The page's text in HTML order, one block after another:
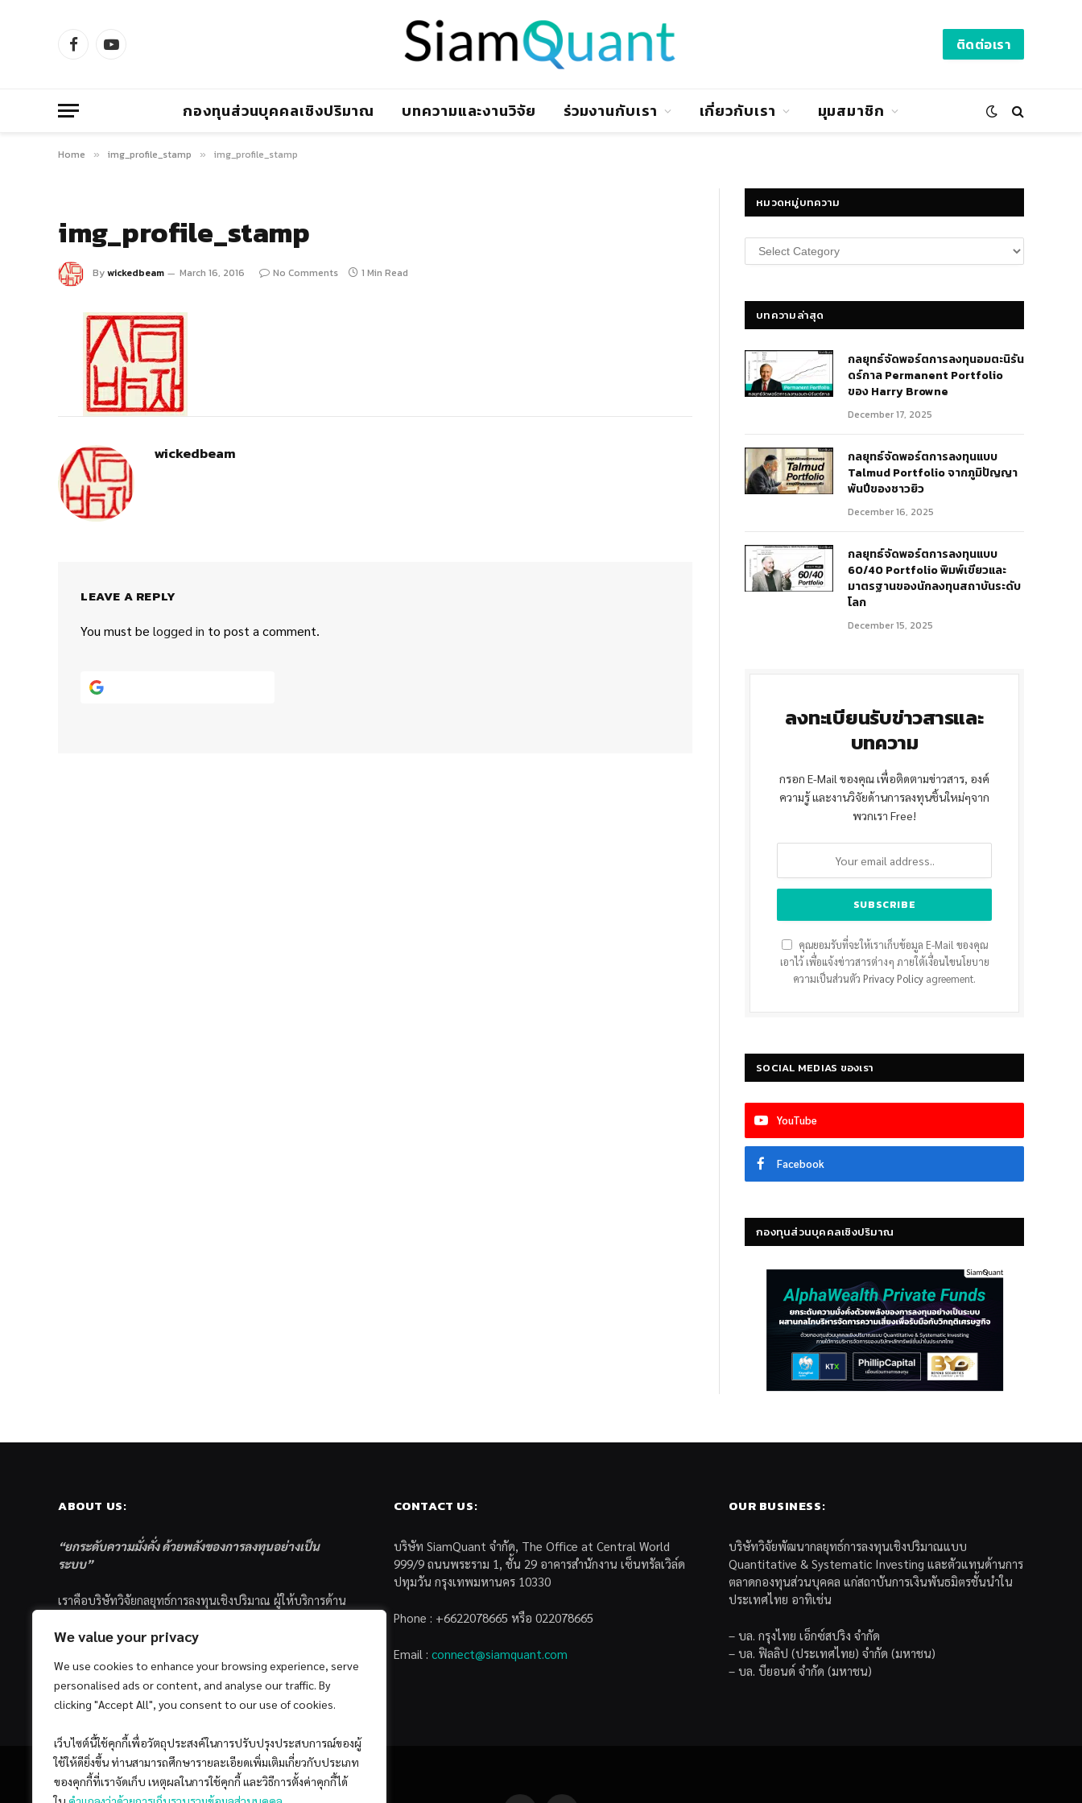
We value your privacy
We use cookies to enhance your browsing experience, serve
personalised ads or content, and analyse our traffic. By
clicking "Accept All", you consent to our use of cookies.
เว็บไซต์นี้ใช้คุกกี้เพื่อวัตถุประสงค์ในการปรับปรุงประสบการณ์ของผู้
ใช้ให้ดียิ่งขึ้น ท่านสามารถศึกษารายละเอียดเพิ่มเติมเกี่ยวกับประเภท
ของคุกกี้ที่เราจัดเก็บ เหตุผลในการใช้คุกกี้ และวิธีการตั้งค่าคุกกี้ได้
FacebookYouTube ติดต่อเรา
กองทุนส่วนบุคคลเชิงปริมาณ บทความและงานวิจัย ร่วมงานกับเรา เกี่ยวกับเรา มุมสมาชิก
Home » img_profile_stamp » img_profile_stamp
img_profile_stamp
Bywickedbeam March 16, 2016 No Comments 1 Min Read
wickedbeam
LEAVE A REPLY
You must be logged in to post a comment.
หมวดหมู่บทความ
หมวด
หมู่
บทความล่าสุด
กลยุทธ์​จัดพอร์ตการลงทุนอมตะนิรัน
ดร์กาล Permanent Portfolio
ของ Harry Browne
December 17, 2025
กลยุทธ์จัดพอร์ตการลงทุนแบบ
Talmud Portfolio จากภูมิปัญญา
พันปีของชาวยิว
December 16, 2025
กลยุทธ์จัดพอร์ตการลงทุนแบบ
60/40 Portfolio พิมพ์เขียวและ
มาตรฐานของนักลงทุนสถาบันระดับ
โลก
December 15, 2025
ลงทะเบียนรับข่าวสารและ
บทความ
กรอก E-Mail ของคุณ เพื่อติดตามข่าวสาร, องค์
ความรู้ และงานวิจัยด้านการลงทุนชิ้นใหม่ๆจาก
พวกเรา Free!
คุณยอมรับที่จะให้เราเก็บข้อมูล E-Mail ของคุณ
เอาไว้ เพื่อแจ้งข่าวสารต่างๆ ภายใต้เงื่อนไขนโยบาย
ความเป็นส่วนตัว Privacy Policy agreement.
SOCIAL MEDIAS ของเรา
YouTube
Facebook
กองทุนส่วนบุคคลเชิงปริมาณ
ABOUT US:
“ยกระดับความมั่งคั่ง ด้วยพลังของการลงทุนอย่างเป็น
ระบบ”
เราคือบริษัทวิจัยกลยุทธ์การลงทุนเชิงปริมาณ ผู้ให้บริการด้าน
ส่วนบุคคล ซึ่งมีเป้าหมายที่จะช่วยเหลือให้นักลงทุนไทย
ด้วยแนวคิดและกระบวนการลงทุนอย่างเป็นระบบแบบ
Quantitative & Systematic Investing
CONTACT US:
บริษัท SiamQuant จำกัด, The Office at Central World
999/9 ถนนพระราม 1, ชั้น 29 อาคารสำนักงาน เซ็นทรัลเวิล์ด
ปทุมวัน กรุงเทพมหานคร 10330
Phone : +6622078665 หรือ 022078665
Email : connect@siamquant.com
OUR BUSINESS:
บริษัทวิจัยพัฒนากลยุทธ์การลงทุนเชิงปริมาณแบบ
Quantitative & Systematic Investing และตัวแทนด้านการ
ตลาดกองทุนส่วนบุคคล แก่สถาบันการเงินพันธมิตรชั้นนำใน
ประเทศไทย อาทิเช่น
– บล. กรุงไทย เอ็กซ์สปริง จำกัด
– บล. ฟิลลิป (ประเทศไทย) จำกัด (มหาชน)
– บล. บียอนด์ จำกัด (มหาชน)